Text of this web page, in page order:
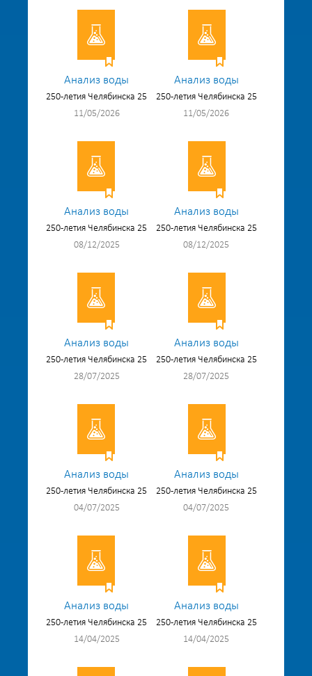
Анализ воды
250-летия Челябинска 25
11/05/2026
Анализ воды
250-летия Челябинска 25
11/05/2026
Анализ воды
250-летия Челябинска 25
08/12/2025
Анализ воды
250-летия Челябинска 25
08/12/2025
Анализ воды
250-летия Челябинска 25
28/07/2025
Анализ воды
250-летия Челябинска 25
28/07/2025
Анализ воды
250-летия Челябинска 25
04/07/2025
Анализ воды
250-летия Челябинска 25
04/07/2025
Анализ воды
250-летия Челябинска 25
14/04/2025
Анализ воды
250-летия Челябинска 25
14/04/2025